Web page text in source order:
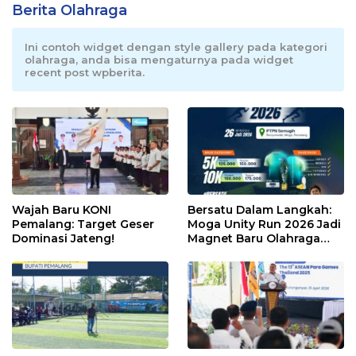
Berita Olahraga
Ini contoh widget dengan style gallery pada kategori
olahraga, anda bisa mengaturnya pada widget
recent post wpberita.
Wajah Baru KONI
Pemalang: Target Geser
Dominasi Jateng!
Bersatu Dalam Langkah:
Moga Unity Run 2026 Jadi
Magnet Baru Olahraga